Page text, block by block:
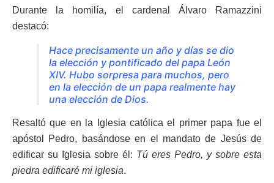
Durante la homilía, el cardenal Álvaro Ramazzini
destacó:
Hace precisamente un año y días se dio
la elección y pontificado del papa León
XIV. Hubo sorpresa para muchos, pero
en la elección de un papa realmente hay
una elección de Dios.
Resaltó que en la Iglesia católica el primer papa fue el
apóstol Pedro, basándose en el mandato de Jesús de
edificar su Iglesia sobre él: Tú eres Pedro, y sobre esta
piedra edificaré mi iglesia.